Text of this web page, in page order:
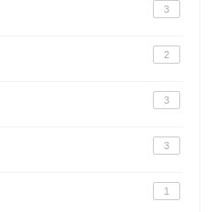
3
2
3
3
1